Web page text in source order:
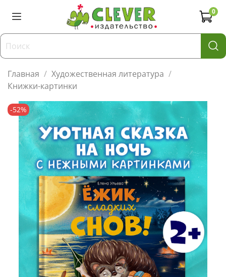
0
Главная
Художественная литература
Книжки-картинки
-52%